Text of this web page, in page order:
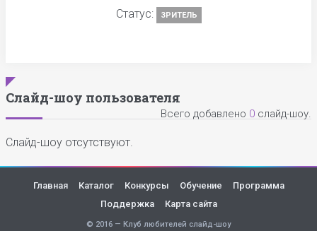
Статус: ЗРИТЕЛЬ
Слайд-шоу пользователя
Всего добавлено 0 слайд-шоу.
Слайд-шоу отсутствуют.
Главная Каталог Конкурсы Обучение
Программа
Поддержка
Карта сайта
© 2016 — Клуб любителей слайд-шоу